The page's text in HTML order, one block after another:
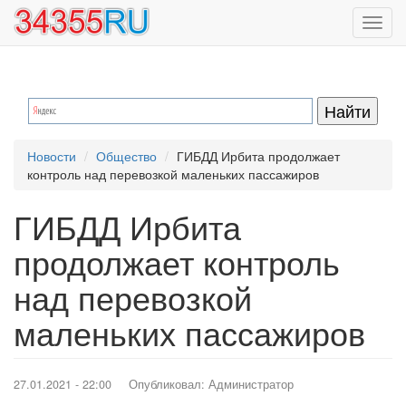
Перейти
основному
Новости Общество
ГИБДД Ирбита продолжает
контроль над перевозкой маленьких пассажиров
ГИБДД Ирбита
продолжает контроль
над перевозкой
маленьких пассажиров
27.01.2021 - 22:00 Опубликовал: Администратор